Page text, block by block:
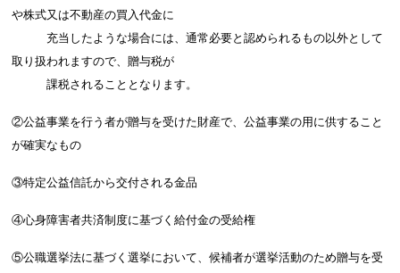
や株式又は不動産の買入代金に
充当したような場合には、通常必要と認められるもの以外として
取り扱われますので、贈与税が
課税されることとなります。
②公益事業を行う者が贈与を受けた財産で、公益事業の用に供すること
が確実なもの
③特定公益信託から交付される金品
④心身障害者共済制度に基づく給付金の受給権
⑤公職選挙法に基づく選挙において、候補者が選挙活動のため贈与を受